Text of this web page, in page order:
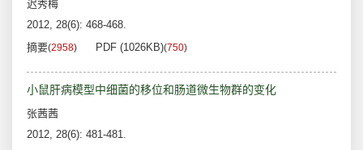
迟秀梅
2012, 28(6): 468-468.
摘要(2958) PDF (1026KB)(750)
小鼠肝病模型中细菌的移位和肠道微生物群的变化
张茜茜
2012, 28(6): 481-481.